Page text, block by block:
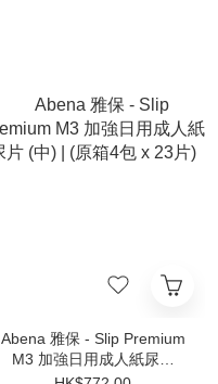
Abena 雅保 - Slip Premium
M3 加強日用成人紙尿片
(中) | (原箱4包 x 23片)